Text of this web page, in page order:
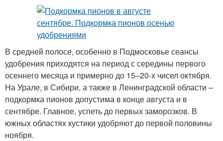
В средней полосе, особенно в Подмосковье сеансы
удобрения приходятся на период с середины первого
осеннего месяца и примерно до 15–20-х чисел октября.
На Урале, в Сибири, а также в Ленинградской области –
подкормка пионов допустима в конце августа и в
сентябре. Главное, успеть до первых заморозков. В
южных областях кустики удобряют до первой половины
ноября.